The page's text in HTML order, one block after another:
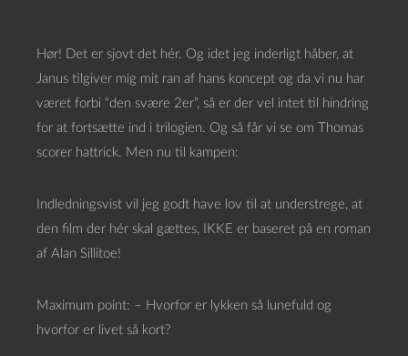
Hør! Det er sjovt det hér. Og idet jeg inderligt håber, at
Janus tilgiver mig mit ran af hans koncept og da vi nu har
været forbi “den svære 2er”, så er der vel intet til hindring
for at fortsætte ind i trilogien. Og så får vi se om Thomas
scorer hattrick. Men nu til kampen:
Indledningsvist vil jeg godt have lov til at understrege, at
den film der hér skal gættes, IKKE er baseret på en roman
af Alan Sillitoe!
Maximum point: – Hvorfor er lykken så lunefuld og
hvorfor er livet så kort?